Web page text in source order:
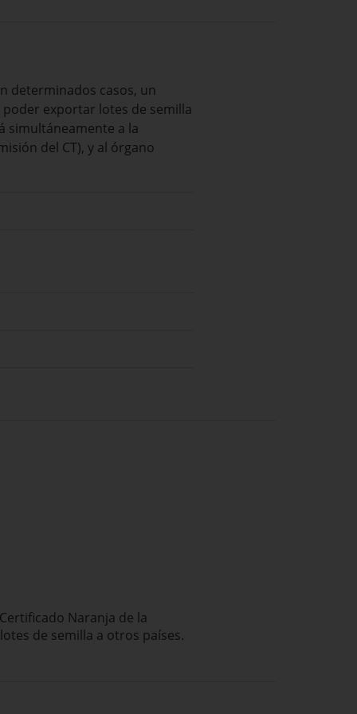
determinados casos, un
poder exportar lotes de semilla
simultáneamente a la
del CT), y al órgano
Certificado Naranja de la
lotes de semilla a otros países.